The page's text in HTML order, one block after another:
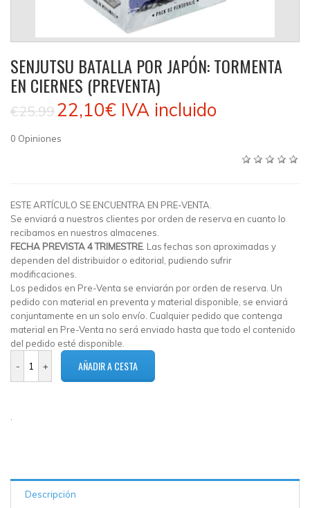
SENJUTSU BATALLA POR JAPÓN: TORMENTA
EN CIERNES (PREVENTA)
€25.9922,10€ IVA incluido
0 Opiniones
ESTE ARTÍCULO SE ENCUENTRA EN PRE-VENTA.
Se enviará a nuestros clientes por orden de reserva en cuanto lo
recibamos en nuestros almacenes.
FECHA PREVISTA 4 TRIMESTRE. Las fechas son aproximadas y
dependen del distribuidor o editorial, pudiendo sufrir
modificaciones.
Los pedidos en Pre-Venta se enviarán por orden de reserva. Un
pedido con material en preventa y material disponible, se enviará
conjuntamente en un solo envío. Cualquier pedido que contenga
material en Pre-Venta no será enviado hasta que todo el contenido
del pedido esté disponible.
Descripción